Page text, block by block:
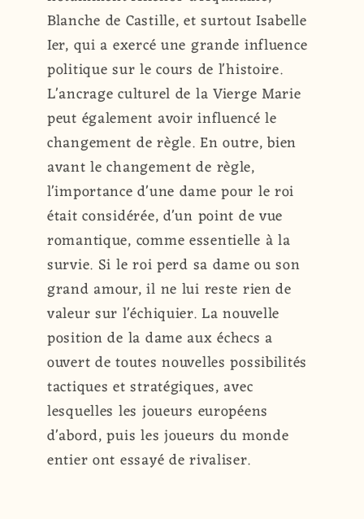
Blanche de Castille, et surtout Isabelle
Ier, qui a exercé une grande influence
politique sur le cours de l'histoire.
L'ancrage culturel de la Vierge Marie
peut également avoir influencé le
changement de règle. En outre, bien
avant le changement de règle,
l'importance d'une dame pour le roi
était considérée, d'un point de vue
romantique, comme essentielle à la
survie. Si le roi perd sa dame ou son
grand amour, il ne lui reste rien de
valeur sur l'échiquier. La nouvelle
position de la dame aux échecs a
ouvert de toutes nouvelles possibilités
tactiques et stratégiques, avec
lesquelles les joueurs européens
d'abord, puis les joueurs du monde
entier ont essayé de rivaliser.